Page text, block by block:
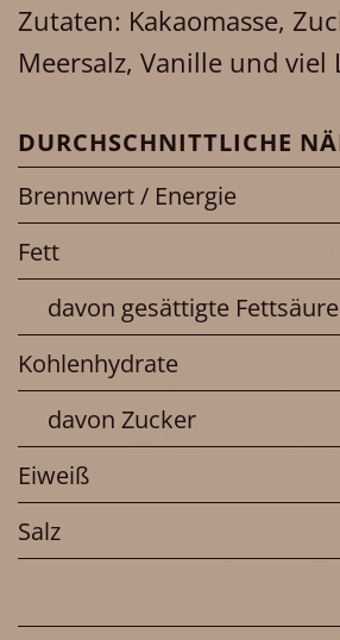
Zutaten: Kakaomasse,
Meersalz, Vanille und viel
DURCHSCHNITTLICHE
Brennwert / Energie
Fett
davon gesättigte
Kohlenhydrate
davon Zucker
Eiweiß
Salz